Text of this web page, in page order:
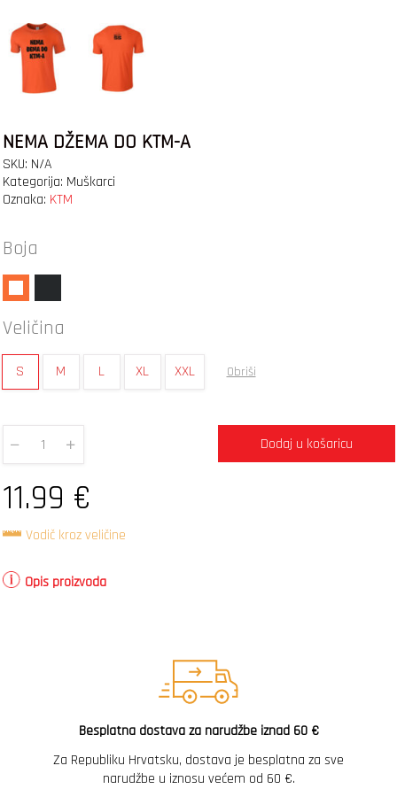
NEMA DŽEMA DO KTM-A
SKU: N/A
Kategorija: Muškarci
Oznaka: KTM
Boja
Veličina
S M L XL XXL Obriši
Quantity
Dodaj u košaricu
11.99 €
Vodič kroz veličine
Opis proizvoda
Besplatna dostava za narudžbe iznad 60 €
Za Republiku Hrvatsku, dostava je besplatna za sve
narudžbe u iznosu većem od 60 €.